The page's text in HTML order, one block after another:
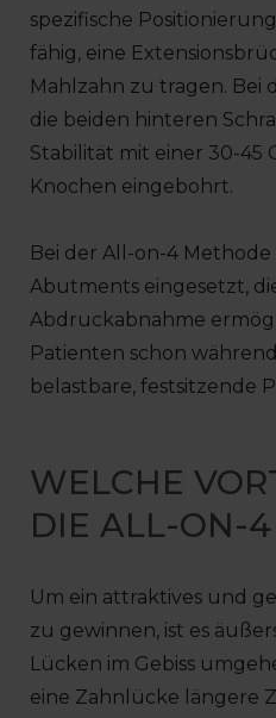
spezifische
fähig, eine
Mahlzahn zu tragen. Bei
die beiden hinteren
Stabilität mit einer 30-45
Knochen eingebohrt.
Bei der All-on-4
Abutments eingesetzt,
Abdruckabnahme
Patienten schon
belastbare, festsitzende
WELCHE
DIE ALL-ON-
Um ein attraktives und
zu gewinnen, ist es
Lücken im Gebiss
eine Zahnlücke längere